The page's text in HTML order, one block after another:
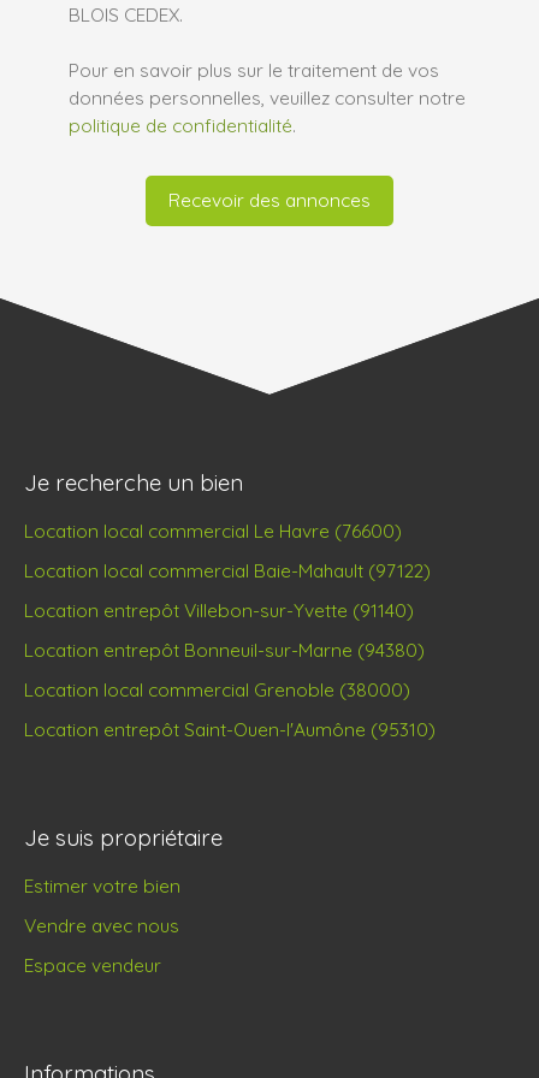
BLOIS CEDEX.
Pour en savoir plus sur le traitement de vos
données personnelles, veuillez consulter notre
politique de confidentialité.
Recevoir des annonces
Je recherche un bien
Location local commercial Le Havre (76600)
Location local commercial Baie-Mahault (97122)
Location entrepôt Villebon-sur-Yvette (91140)
Location entrepôt Bonneuil-sur-Marne (94380)
Location local commercial Grenoble (38000)
Location entrepôt Saint-Ouen-l'Aumône (95310)
Je suis propriétaire
Estimer votre bien
Vendre avec nous
Espace vendeur